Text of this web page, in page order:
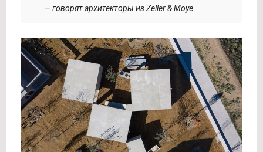
— говорят архитекторы из Zeller & Moye.